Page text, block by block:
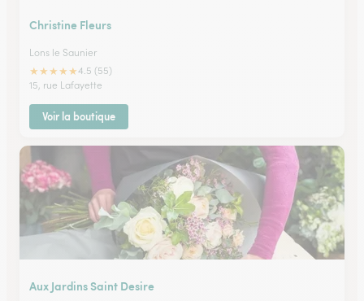
Christine Fleurs
Lons le Saunier
★★★★★4.5 (55)
15, rue Lafayette
Voir la boutique
Aux Jardins Saint Desire